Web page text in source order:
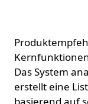
Das System
erstellt eine